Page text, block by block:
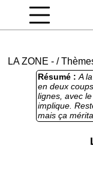
LA ZONE - /
Résumé : A
en deux
lignes, avec
implique.
mais ça